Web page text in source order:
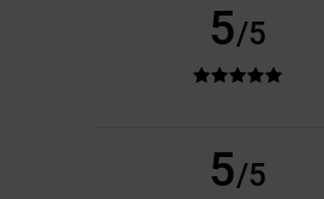
5/5
5/5